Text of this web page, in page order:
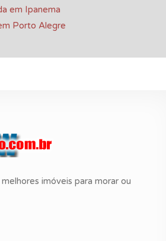
em Ipanema
Porto Alegre
imóveis para morar ou